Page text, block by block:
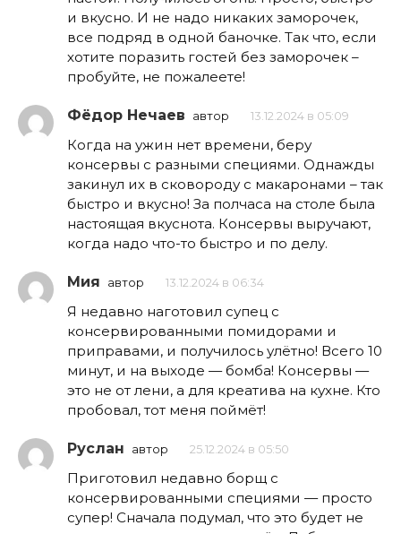
и вкусно. И не надо никаких заморочек,
все подряд в одной баночке. Так что, если
хотите поразить гостей без заморочек –
пробуйте, не пожалеете!
Фёдор Нечаев автор 13.12.2024 в 05:09
Когда на ужин нет времени, беру
консервы с разными специями. Однажды
закинул их в сковороду с макаронами – так
быстро и вкусно! За полчаса на столе была
настоящая вкуснота. Консервы выручают,
когда надо что-то быстро и по делу.
Мия автор 13.12.2024 в 06:34
Я недавно наготовил супец с
консервированными помидорами и
приправами, и получилось улётно! Всего 10
минут, и на выходе — бомба! Консервы —
это не от лени, а для креатива на кухне. Кто
пробовал, тот меня поймёт!
Руслан автор 25.12.2024 в 05:50
Приготовил недавно борщ с
консервированными специями — просто
супер! Сначала подумал, что это будет не